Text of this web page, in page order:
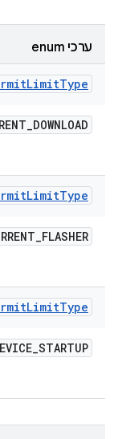
ערכי enum
LimitType
_DOWNLOAD
LimitType
_FLASHER
LimitType
_STARTUP